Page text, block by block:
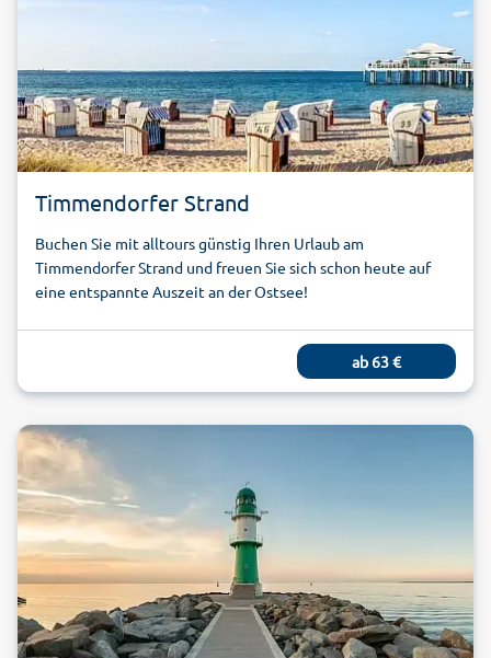
Timmendorfer Strand
Buchen Sie mit alltours günstig Ihren Urlaub am
Timmendorfer Strand und freuen Sie sich schon heute auf
eine entspannte Auszeit an der Ostsee!
ab63€